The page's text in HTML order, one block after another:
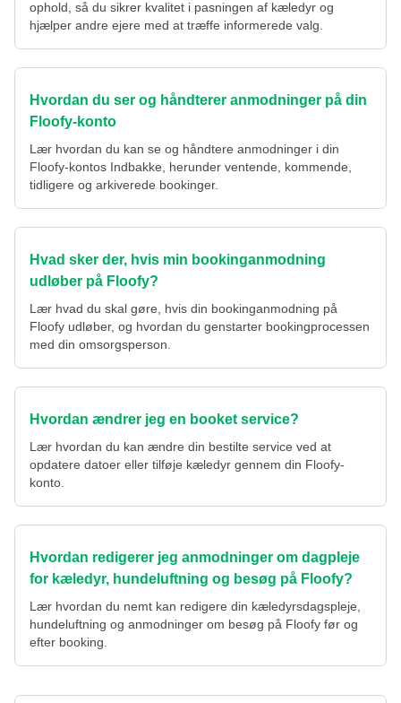
ophold, så du sikrer kvalitet i pasningen af kæledyr og
hjælper andre ejere med at træffe informerede valg.
Hvordan du ser og håndterer anmodninger på din
Floofy-konto
Lær hvordan du kan se og håndtere anmodninger i din
Floofy-kontos Indbakke, herunder ventende, kommende,
tidligere og arkiverede bookinger.
Hvad sker der, hvis min bookinganmodning
udløber på Floofy?
Lær hvad du skal gøre, hvis din bookinganmodning på
Floofy udløber, og hvordan du genstarter bookingprocessen
med din omsorgsperson.
Hvordan ændrer jeg en booket service?
Lær hvordan du kan ændre din bestilte service ved at
opdatere datoer eller tilføje kæledyr gennem din Floofy-
konto.
Hvordan redigerer jeg anmodninger om dagpleje
for kæledyr, hundeluftning og besøg på Floofy?
Lær hvordan du nemt kan redigere din kæledyrsdagspleje,
hundeluftning og anmodninger om besøg på Floofy før og
efter booking.